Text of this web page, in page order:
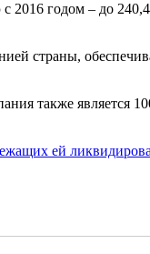
2016 годом – до
страны,
также является
ей